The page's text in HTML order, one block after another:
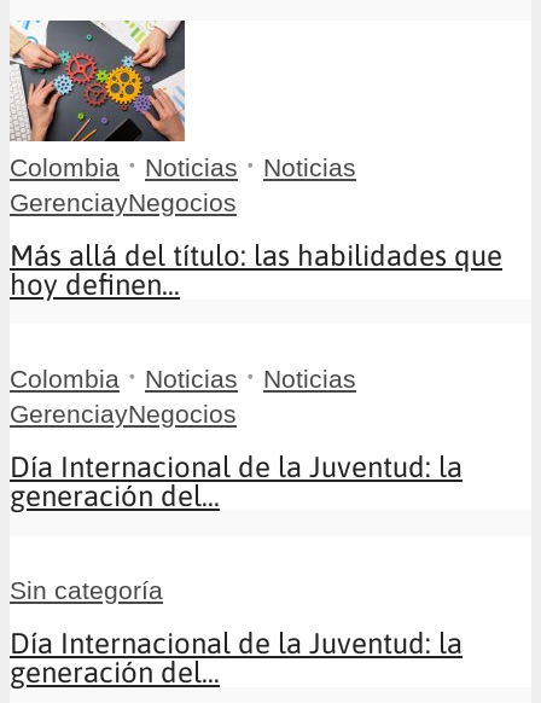
Colombia • Noticias • Noticias
GerenciayNegocios
Más allá del título: las habilidades que
hoy definen...
Colombia • Noticias • Noticias
GerenciayNegocios
Día Internacional de la Juventud: la
generación del...
Sin categoría
Día Internacional de la Juventud: la
generación del...